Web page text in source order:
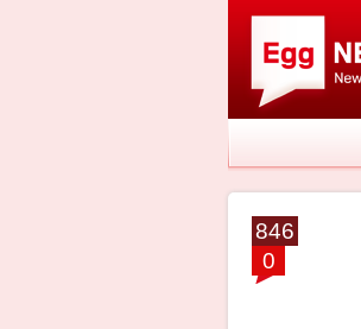
846
0